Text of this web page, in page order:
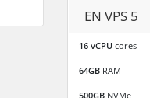
EN VPS 5
16 vCPU cores
64GB RAM
500GB NVMe